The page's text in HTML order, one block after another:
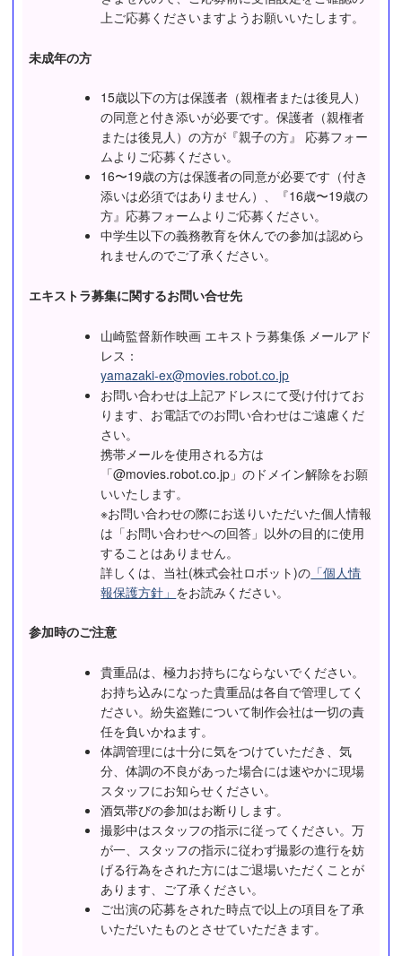
上ご応募くださいますようお願いいたします。
未成年の方
15歳以下の方は保護者（親権者または後見人）
の同意と付き添いが必要です。保護者（親権者
または後見人）の方が『親子の方』 応募フォー
ムよりご応募ください。
16〜19歳の方は保護者の同意が必要です（付き
添いは必須ではありません）、『16歳〜19歳の
方』応募フォームよりご応募ください。
中学生以下の義務教育を休んでの参加は認めら
れませんのでご了承ください。
エキストラ募集に関するお問い合せ先
山崎監督新作映画 エキストラ募集係 メールアド
レス：
yamazaki-ex@movies.robot.co.jp
お問い合わせは上記アドレスにて受け付けてお
ります、お電話でのお問い合わせはご遠慮くだ
さい。
携帯メールを使用される方は
「@movies.robot.co.jp」のドメイン解除をお願
いいたします。
※お問い合わせの際にお送りいただいた個人情報
は「お問い合わせへの回答」以外の目的に使用
することはありません。
詳しくは、当社(株式会社ロボット)の 「個人情
報保護方針」 をお読みください。
参加時のご注意
貴重品は、極力お持ちにならないでください。
お持ち込みになった貴重品は各自で管理してく
ださい。紛失盗難について制作会社は一切の責
任を負いかねます。
体調管理には十分に気をつけていただき、気
分、体調の不良があった場合には速やかに現場
スタッフにお知らせください。
酒気帯びの参加はお断りします。
撮影中はスタッフの指示に従ってください。万
が一、スタッフの指示に従わず撮影の進行を妨
げる行為をされた方にはご退場いただくことが
あります、ご了承ください。
ご出演の応募をされた時点で以上の項目を了承
いただいたものとさせていただきます。